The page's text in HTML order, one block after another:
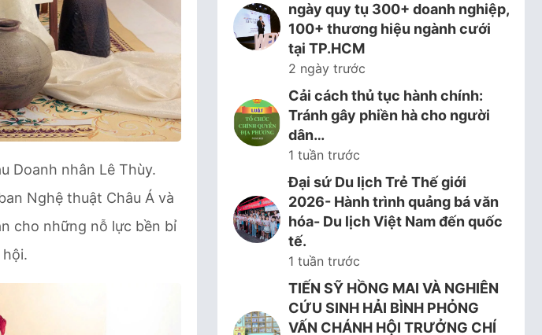
Doanh nhân Lê Thùy.
Nghệ thuật Châu Á và
cho những nỗ lực bền bỉ
ngày quy tụ 300+ doanh nghiệp,
100+ thương hiệu ngành cưới
tại TP.HCM
2 ngày trước
Cải cách thủ tục hành chính:
Tránh gây phiền hà cho người
dân…
1 tuần trước
Đại sứ Du lịch Trẻ Thế giới
2026- Hành trình quảng bá văn
hóa- Du lịch Việt Nam đến quốc
tế.
1 tuần trước
TIẾN SỸ HỒNG MAI VÀ NGHIÊN
CỨU SINH HẢI BÌNH PHỎNG
VẤN CHÁNH HỘI TRƯỞNG CHÍ